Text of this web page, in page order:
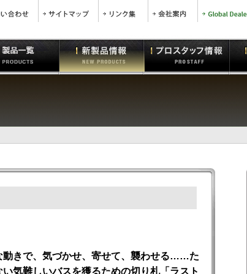
動きで、気づかせ、寄せて、襲わせる……た
気難しいバスを獲るための切り札「ラスト